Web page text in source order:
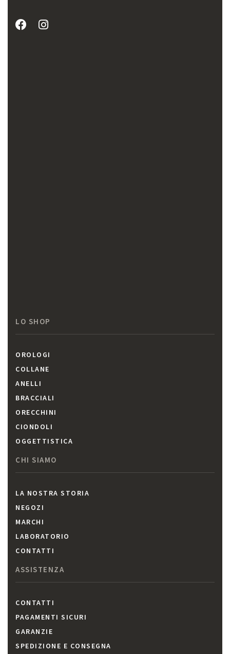
LO SHOP
OROLOGI
COLLANE
ANELLI
BRACCIALI
ORECCHINI
CIONDOLI
OGGETTISTICA
CHI SIAMO
LA NOSTRA STORIA
NEGOZI
MARCHI
LABORATORIO
CONTATTI
ASSISTENZA
CONTATTI
PAGAMENTI SICURI
GARANZIE
SPEDIZIONE E CONSEGNA